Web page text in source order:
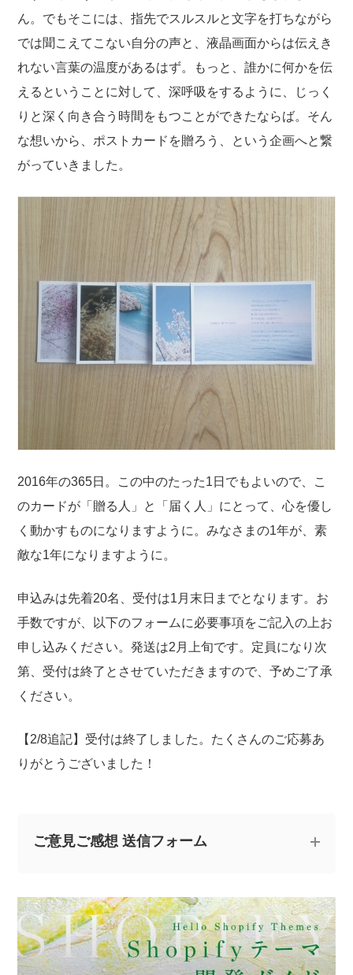
ん。でもそこには、指先でスルスルと文字を打ちながら
では聞こえてこない自分の声と、液晶画面からは伝えき
れない言葉の温度があるはず。もっと、誰かに何かを伝
えるということに対して、深呼吸をするように、じっく
りと深く向き合う時間をもつことができたならば。そん
な想いから、ポストカードを贈ろう、という企画へと繋
がっていきました。
2016年の365日。この中のたった1日でもよいので、こ
のカードが「贈る人」と「届く人」にとって、心を優し
く動かすものになりますように。みなさまの1年が、素
敵な1年になりますように。
申込みは先着20名、受付は1月末日までとなります。お
手数ですが、以下のフォームに必要事項をご記入の上お
申し込みください。発送は2月上旬です。定員になり次
第、受付は終了とさせていただきますので、予めご了承
ください。
【2/8追記】受付は終了しました。たくさんのご応募あ
りがとうございました！
ご意見ご感想 送信フォーム
にお寄せください。
※なお、ご質問については回答できない場合と、当ブログ
の記事にて個人情報を伏せたうえで回答させていただく